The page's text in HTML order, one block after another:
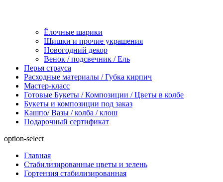
Ёлочные шарики
Шишки и прочие украшения
Новогодний декор
Венок / подсвечник / Ель
Перья страуса
Расходные материалы / Губка кирпич
Мастер-класс
Готовые Букеты / Композиции / Цветы в колбе
Букеты и композиции под заказ
Кашпо/ Вазы / колба / клош
Подарочный сертификат
option-select
Главная
Стабилизированные цветы и зелень
Гортензия стабилизированная